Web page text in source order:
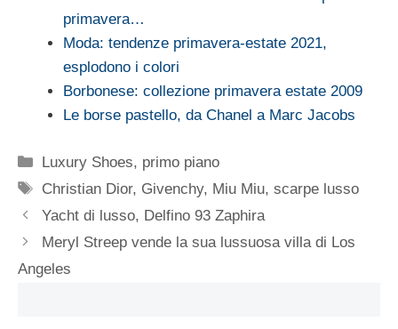
primavera…
Moda: tendenze primavera-estate 2021,
esplodono i colori
Borbonese: collezione primavera estate 2009
Le borse pastello, da Chanel a Marc Jacobs
Categorie
Luxury Shoes, primo piano
Tag
Christian Dior, Givenchy, Miu Miu,scarpe lusso
Yacht di lusso, Delfino 93 Zaphira
Meryl Streep vende la sua lussuosa villa di Los
Angeles